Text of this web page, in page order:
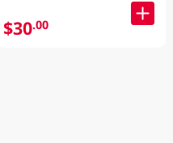
$30.00